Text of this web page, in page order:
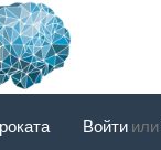
Войти или